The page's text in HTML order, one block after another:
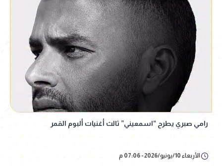
رامي صبري يطرح “اسمعيني” ثالث أغنيات ألبوم القمر
الأربعاء 10/يونيو/2026 - 07:06 م